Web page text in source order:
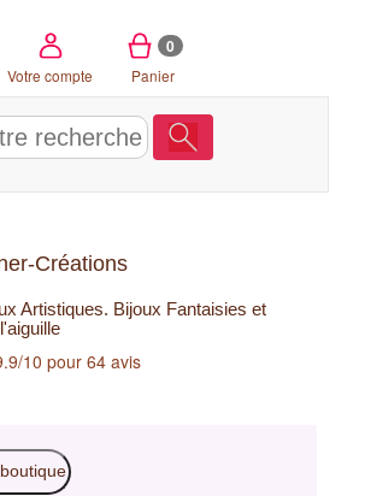
Votre compte
0
Panier
Créations
Artistiques. Bijoux Fantaisies et
10 pour 64 avis